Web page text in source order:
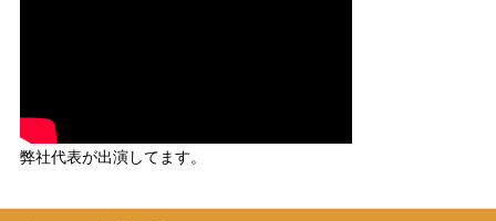
弊社代表が出演してます。